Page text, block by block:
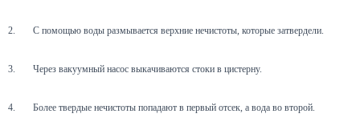
2. С помощью воды размывается верхние нечистоты, которые затвердели.
3. Через вакуумный насос выкачиваются стоки в цистерну.
4. Более твердые нечистоты попадают в первый отсек, а вода во второй.